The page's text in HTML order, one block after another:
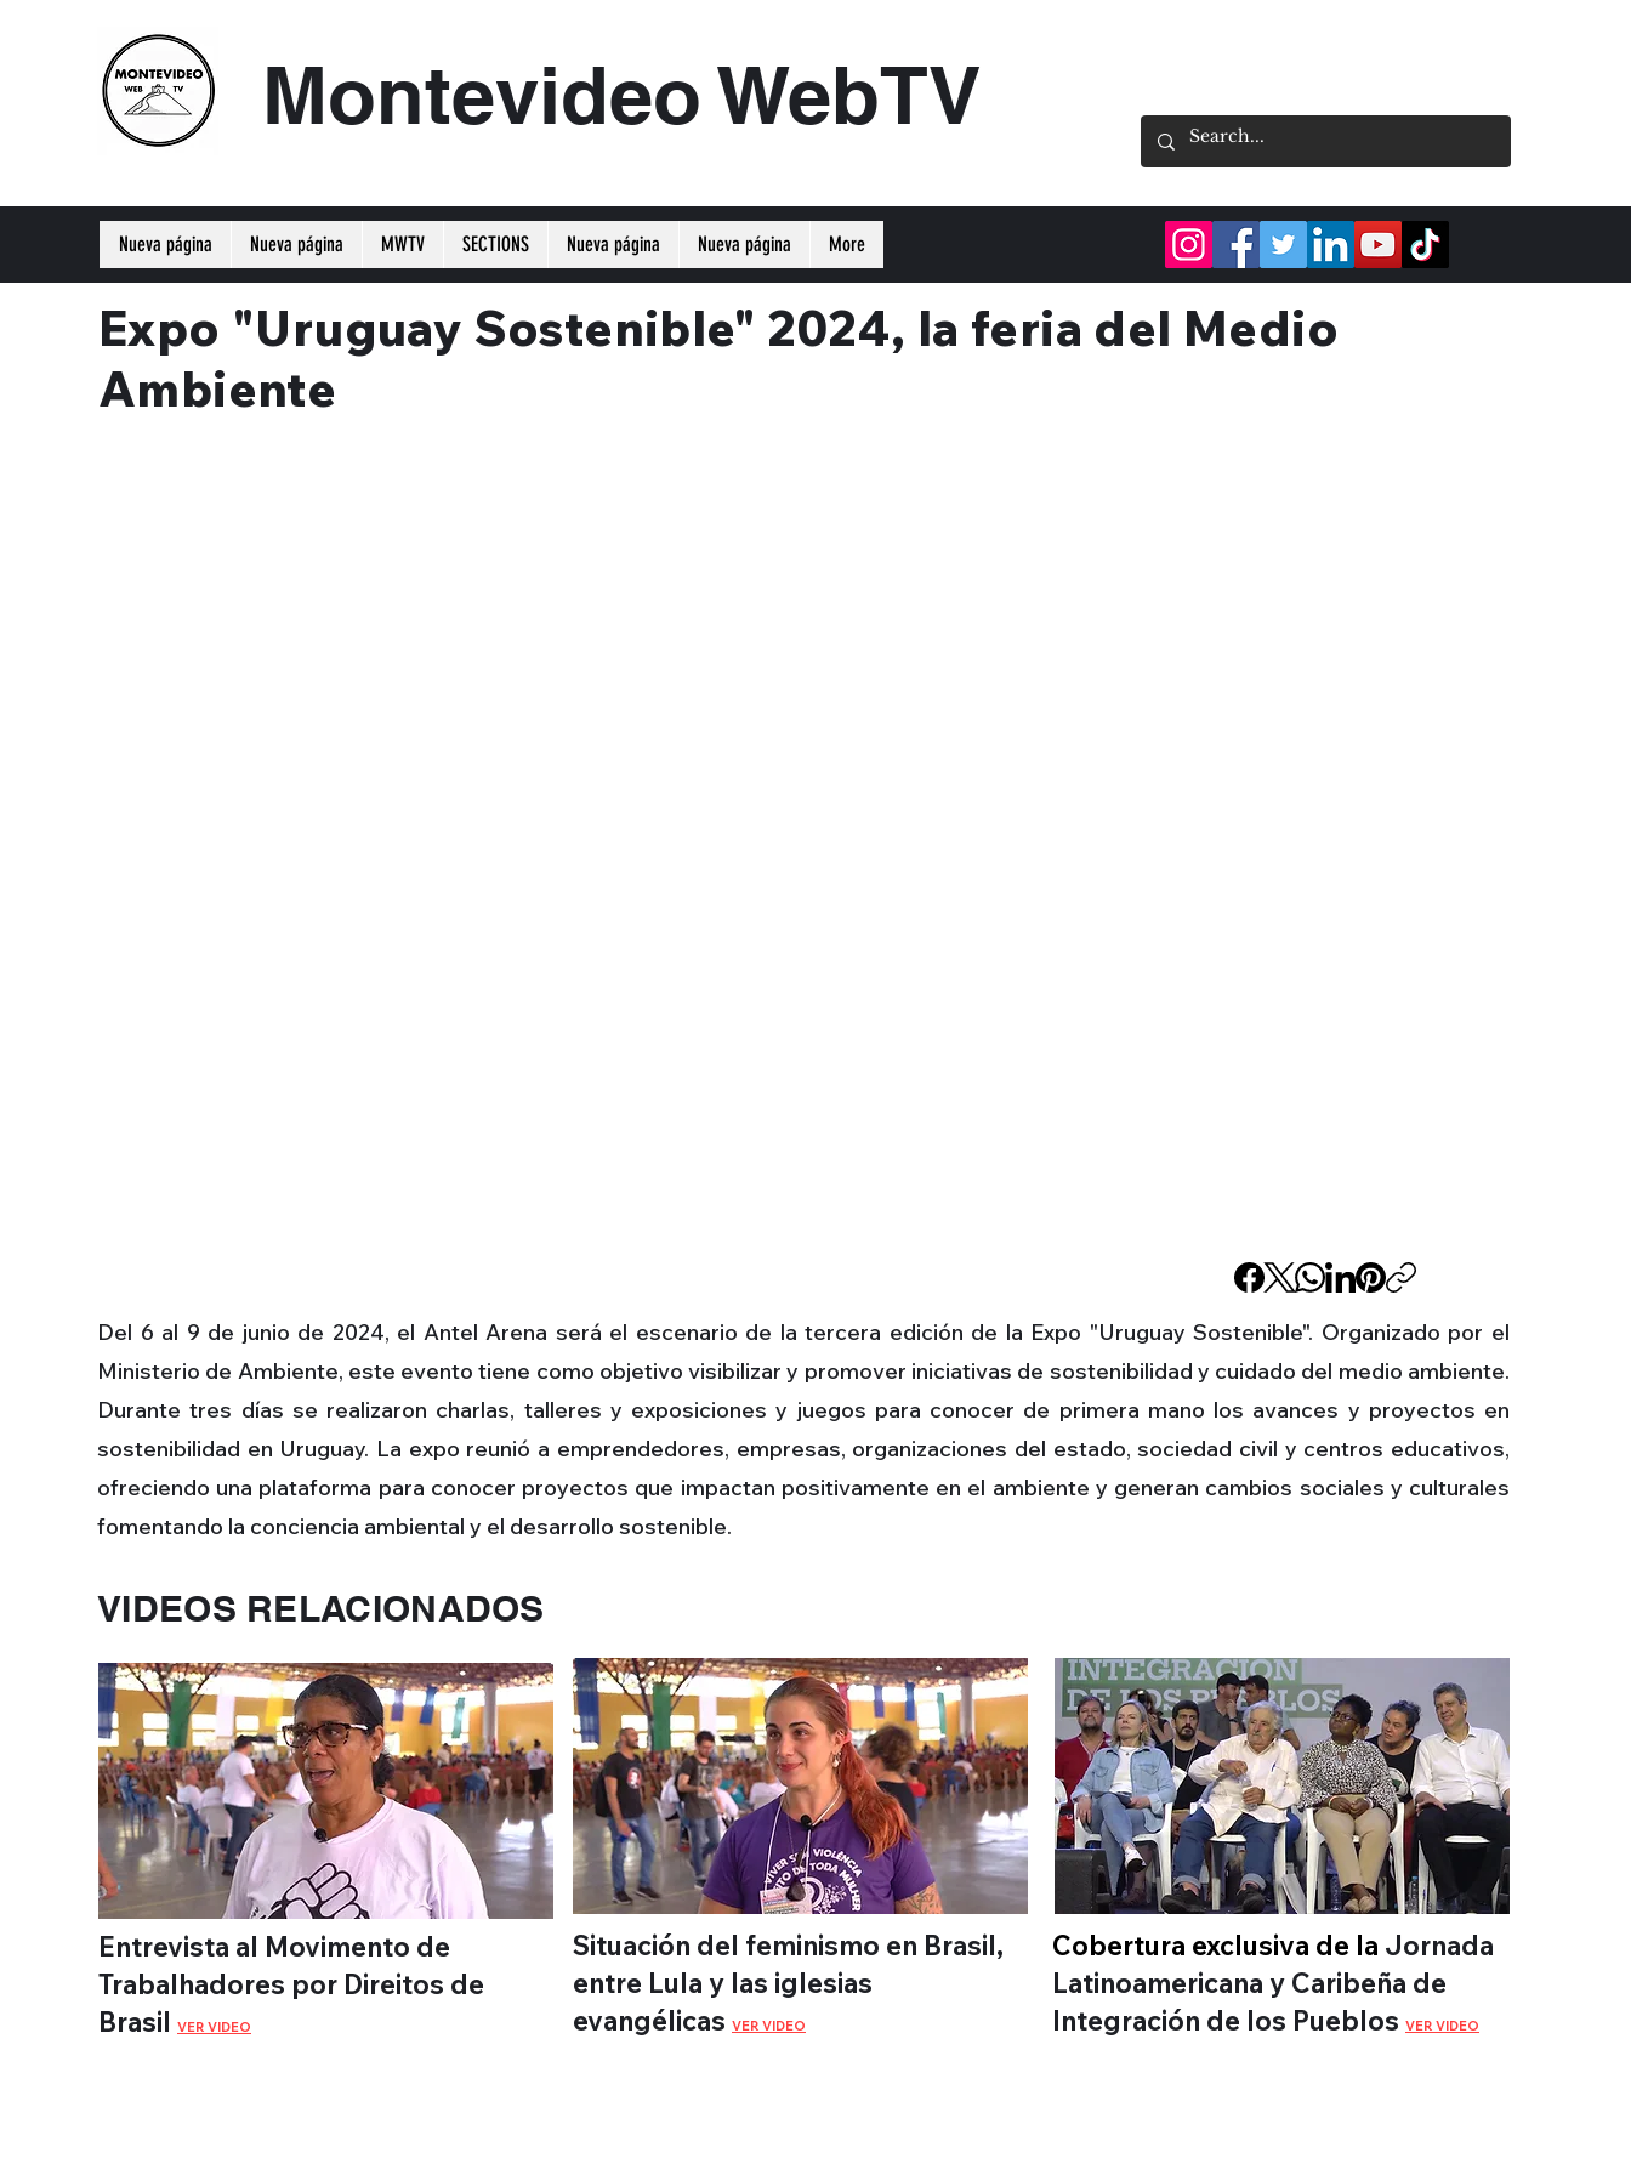
Montevideo WebTV
Expo "Uruguay Sostenible" 2024, la feria del Medio
Ambiente
Del 6 al 9 de junio de 2024, el Antel Arena será el escenario de la tercera edición de la Expo "Uruguay Sostenible". Organizado por el
Ministerio de Ambiente, este evento tiene como objetivo visibilizar y promover iniciativas de sostenibilidad y cuidado del medio ambiente.
Durante tres días se realizaron charlas, talleres y exposiciones y juegos para conocer de primera mano los avances y proyectos en
sostenibilidad en Uruguay. La expo reunió a emprendedores, empresas, organizaciones del estado, sociedad civil y centros educativos,
ofreciendo una plataforma para conocer proyectos que impactan positivamente en el ambiente y generan cambios sociales y culturales
fomentando la conciencia ambiental y el desarrollo sostenible.
VIDEOS RELACIONADOS
Situación del feminismo en Brasil,
entre Lula y las iglesias
evangélicas VER VIDEO
Cobertura exclusiva de la Jornada
Latinoamericana y Caribeña de
Integración de los Pueblos VER VIDEO
Entrevista al Movimento de
Trabalhadores por Direitos de
Brasil VER VIDEO
Nueva página Nueva página MWTV SECTIONS Nueva página Nueva página More